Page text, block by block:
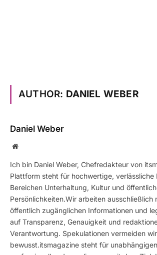
AUTHOR: DANIEL WEBER
Daniel Weber
Website
Ich bin Daniel Weber, Chefredakteur von
Plattform steht für hochwertige, verlässliche
Bereichen Unterhaltung, Kultur und
Persönlichkeiten.Wir arbeiten ausschließlich
öffentlich zugänglichen Informationen und
auf Transparenz, Genauigkeit und
Verantwortung. Spekulationen vermeiden wir
bewusst.itsmagazine steht für